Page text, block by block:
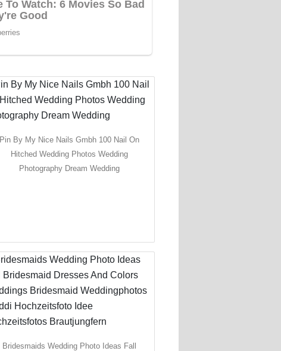
Pin By My Nice Nails Gmbh 100 Nail On
Hitched Wedding Photos Wedding
Photography Dream Wedding
Bridesmaids Wedding Photo Ideas Fall